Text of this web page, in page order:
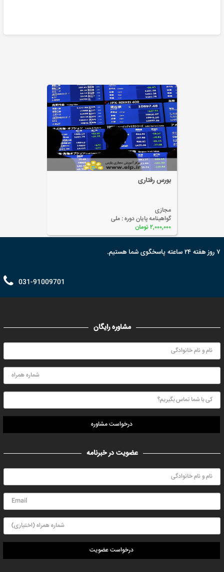
حسابداری صنعتی پیشرفته
مجازی
گواهینامه پایان دوره : ملی
۲,۰۰۰,۰۰۰ تومان
۷ روز هفته ۲۴ ساعته پاسخگوی شما هستیم.
031-91009701
مشاوره رایگان
درخواست مشاوره
عضویت در خبرنامه
درخواست عضویت